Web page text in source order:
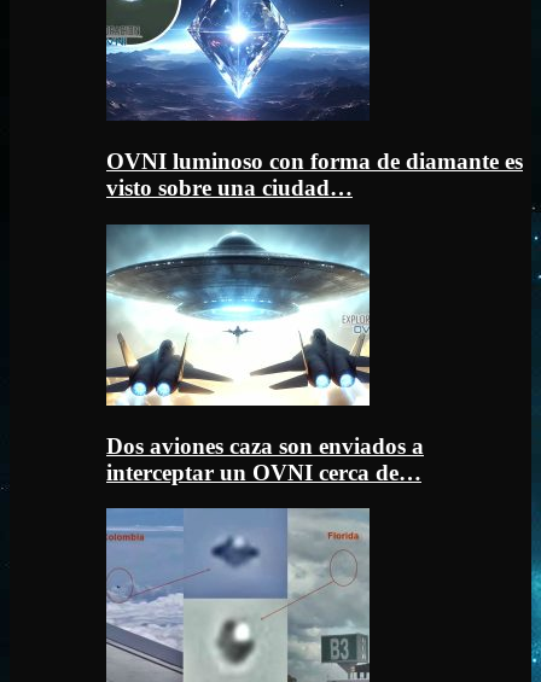
OVNI luminoso con forma de diamante es
visto sobre una ciudad…
Dos aviones caza son enviados a
interceptar un OVNI cerca de…